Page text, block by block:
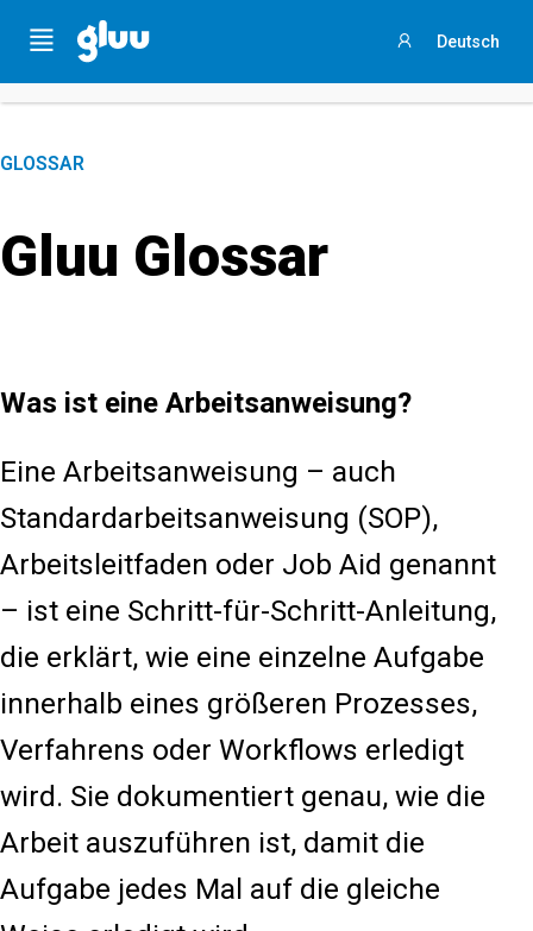
Menu Deutsch
GLOSSAR
Gluu Glossar
Was ist eine Arbeitsanweisung?
Eine Arbeitsanweisung – auch
Standardarbeitsanweisung (SOP),
Arbeitsleitfaden oder Job Aid genannt
– ist eine Schritt-für-Schritt-Anleitung,
die erklärt, wie eine einzelne Aufgabe
innerhalb eines größeren Prozesses,
Verfahrens oder Workflows erledigt
wird. Sie dokumentiert genau, wie die
Arbeit auszuführen ist, damit die
Aufgabe jedes Mal auf die gleiche
Holen Sie sich Ihren Process Success Benchmark 2025
indem Sie